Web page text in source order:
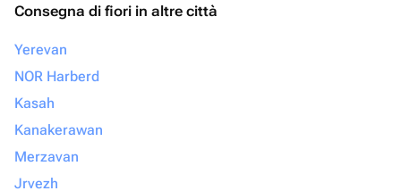
Consegna di fiori in altre città
Yerevan
NOR Harberd
Kasah
Kanakerawan
Merzavan
Jrvezh